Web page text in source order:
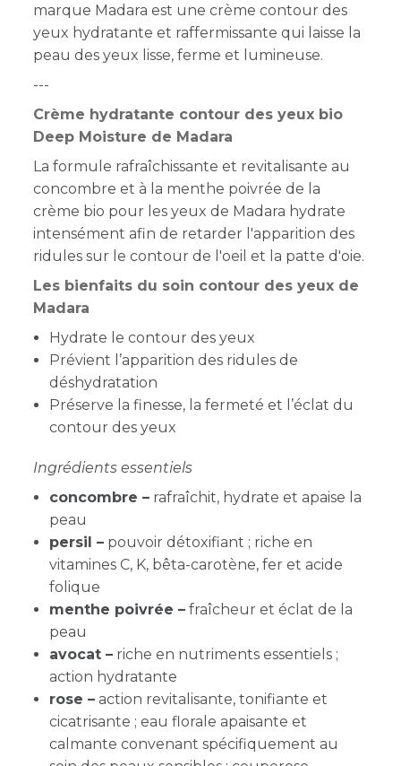
marque Madara est une crème contour des
yeux hydratante et raffermissante qui laisse la
peau des yeux lisse, ferme et lumineuse.
---
Crème hydratante contour des yeux bio
Deep Moisture de Madara
La formule rafraîchissante et revitalisante au
concombre et à la menthe poivrée de la
crème bio pour les yeux de Madara hydrate
intensément afin de retarder l'apparition des
ridules sur le contour de l'oeil et la patte d'oie.
Les bienfaits du soin contour des yeux de
Madara
Hydrate le contour des yeux
Prévient l’apparition des ridules de
déshydratation
Préserve la finesse, la fermeté et l’éclat du
contour des yeux
Ingrédients essentiels
concombre – rafraîchit, hydrate et apaise la
peau
persil – pouvoir détoxifiant ; riche en
vitamines C, K, bêta-carotène, fer et acide
folique
menthe poivrée – fraîcheur et éclat de la
peau
avocat – riche en nutriments essentiels ;
action hydratante
rose – action revitalisante, tonifiante et
cicatrisante ; eau florale apaisante et
calmante convenant spécifiquement au